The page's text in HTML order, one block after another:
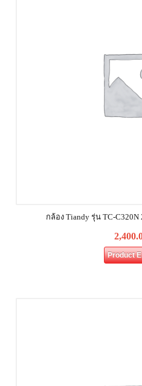
กล้อง Tiandy รุ่น TC-C320N
Product